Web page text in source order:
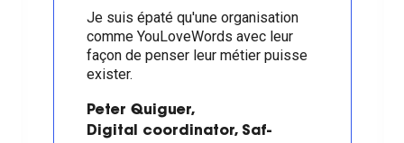
Je suis épaté qu'une organisation
comme YouLoveWords avec leur
façon de penser leur métier puisse
exister.
Peter Quiguer,
Digital coordinator, Saf-